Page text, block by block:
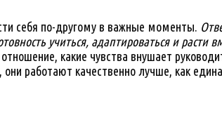
себя по-другому в важные моменты.
учиться, адаптироваться и расти
какие чувства внушает
работают качественно лучше, как